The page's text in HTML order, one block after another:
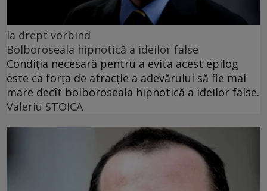
la drept vorbind
Bolboroseala hipnotică a ideilor false
Condiția necesară pentru a evita acest epilog
este ca forța de atracție a adevărului să fie mai
mare decît bolboroseala hipnotică a ideilor false.
Valeriu STOICA